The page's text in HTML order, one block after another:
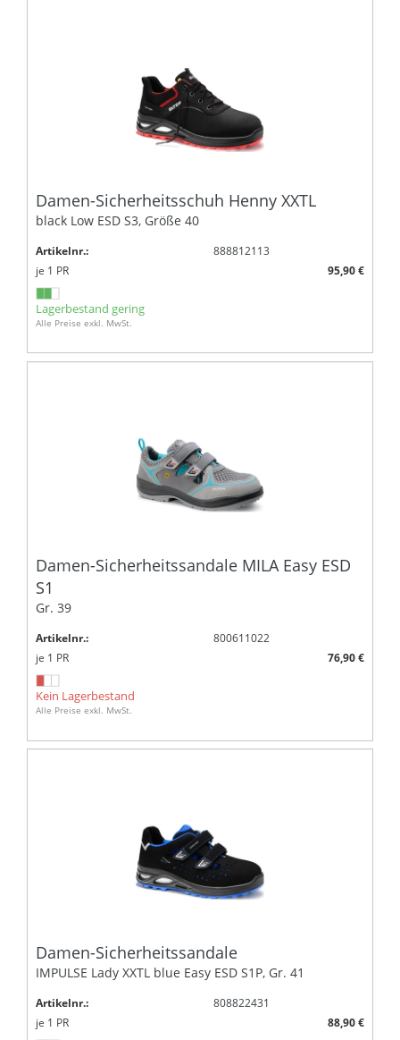
Damen-Sicherheitsschuh Henny XXTL
black Low ESD S3, Größe 40
Artikelnr.:
888812113
je 1 PR 95,90 €
Lagerbestand gering
Alle Preise exkl. MwSt.
Damen-Sicherheitssandale MILA Easy ESD
S1
Gr. 39
Artikelnr.:
800611022
je 1 PR 76,90 €
Kein Lagerbestand
Alle Preise exkl. MwSt.
Damen-Sicherheitssandale
IMPULSE Lady XXTL blue Easy ESD S1P, Gr. 41
Artikelnr.:
808822431
je 1 PR 88,90 €